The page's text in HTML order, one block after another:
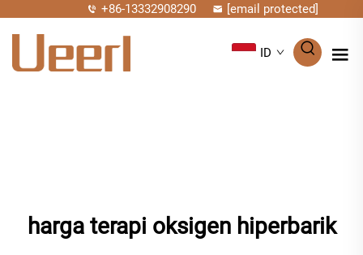
+86-13332908290 [email protected]
ID
harga terapi oksigen hiperbarik